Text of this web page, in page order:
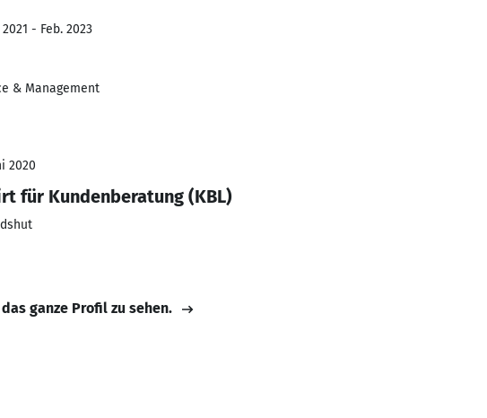
- Feb. 2023
& Management
2020
für Kundenberatung (KBL)
ganze Profil zu sehen.